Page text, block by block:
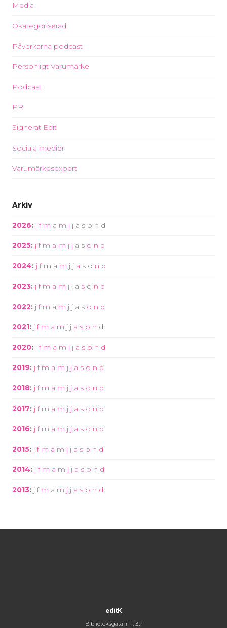
Media
Okategoriserad
Påverkarna podcast
Personligt Varumärke
Podcast
PR
Signerat Edit
Sociala medier
Varumärkesexpert
Arkiv
2026: j f m a m j j a s o n d
2025: j f m a m j j a s o n d
2024: j f m a m j j a s o n d
2023: j f m a m j j a s o n d
2022: j f m a m j j a s o n d
2021: j f m a m j j a s o n d
2020: j f m a m j j a s o n d
2019: j f m a m j j a s o n d
2018: j f m a m j j a s o n d
2017: j f m a m j j a s o n d
2016: j f m a m j j a s o n d
2015: j f m a m j j a s o n d
2014: j f m a m j j a s o n d
2013: j f m a m j j a s o n d
editK
Biblioteksgatan 11, 3tr